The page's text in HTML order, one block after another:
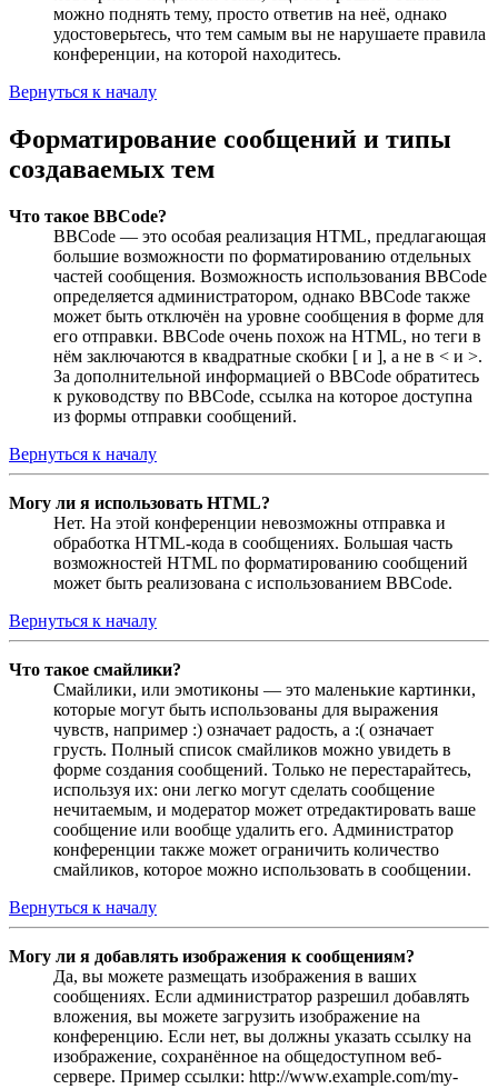
можно поднять тему, просто ответив на неё, однако
удостоверьтесь, что тем самым вы не нарушаете правила
конференции, на которой находитесь.
Вернуться к началу
Форматирование сообщений и типы
создаваемых тем
Что такое BBCode?
BBCode — это особая реализация HTML, предлагающая
большие возможности по форматированию отдельных
частей сообщения. Возможность использования BBCode
определяется администратором, однако BBCode также
может быть отключён на уровне сообщения в форме для
его отправки. BBCode очень похож на HTML, но теги в
нём заключаются в квадратные скобки [ и ], а не в < и >.
За дополнительной информацией о BBCode обратитесь
к руководству по BBCode, ссылка на которое доступна
из формы отправки сообщений.
Вернуться к началу
Могу ли я использовать HTML?
Нет. На этой конференции невозможны отправка и
обработка HTML-кода в сообщениях. Большая часть
возможностей HTML по форматированию сообщений
может быть реализована с использованием BBCode.
Вернуться к началу
Что такое смайлики?
Смайлики, или эмотиконы — это маленькие картинки,
которые могут быть использованы для выражения
чувств, например :) означает радость, а :( означает
грусть. Полный список смайликов можно увидеть в
форме создания сообщений. Только не перестарайтесь,
используя их: они легко могут сделать сообщение
нечитаемым, и модератор может отредактировать ваше
сообщение или вообще удалить его. Администратор
конференции также может ограничить количество
смайликов, которое можно использовать в сообщении.
Вернуться к началу
Могу ли я добавлять изображения к сообщениям?
Да, вы можете размещать изображения в ваших
сообщениях. Если администратор разрешил добавлять
вложения, вы можете загрузить изображение на
конференцию. Если нет, вы должны указать ссылку на
изображение, сохранённое на общедоступном веб-
сервере. Пример ссылки: http://www.example.com/my-